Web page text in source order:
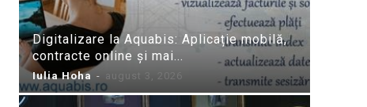
Digitalizare la Aquabis: Aplicație mobilă,
contracte online și mai...
Iulia Hoha - august 3, 2026